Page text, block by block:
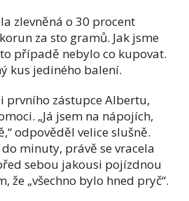
zlevněná o 30 procent
za sto gramů. Jak jsme
případě nebylo co kupovat.
kus jediného balení.
prvního zástupce Albertu,
„Já jsem na nápojích,
odpověděl velice slušně.
minuty, právě se vracela
sebou jakousi pojízdnou
že „všechno bylo hned pryč“.